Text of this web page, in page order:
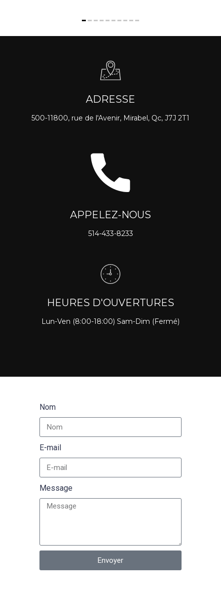
ADRESSE
500-11800, rue de l'Avenir, Mirabel, Qc, J7J 2T1
APPELEZ-NOUS
514-433-8233
HEURES D'OUVERTURES
Lun-Ven (8:00-18:00) Sam-Dim (Fermé)
Nom
E-mail
Message
Envoyer